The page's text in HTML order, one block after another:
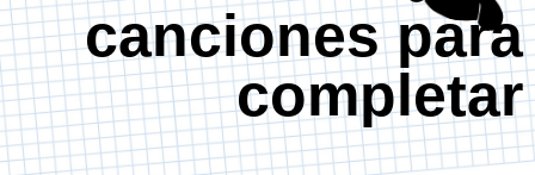
canciones para
completar